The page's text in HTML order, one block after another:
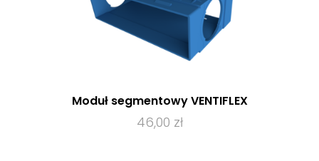
Moduł segmentowy VENTIFLEX
46,00 zł